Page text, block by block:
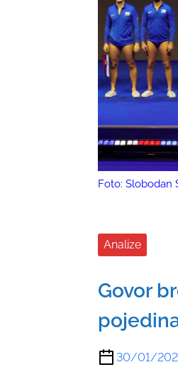
Foto: Slobodan
Analize
Govor
30/01/